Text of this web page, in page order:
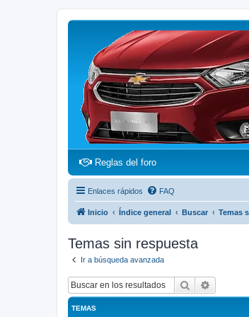
Reglas del foro(Opens a new tab)
Enlaces rápidos FAQ
Inicio Índice general Buscar Temas
Temas sin respuesta
Ir a búsqueda avanzada
Buscar
TEMAS